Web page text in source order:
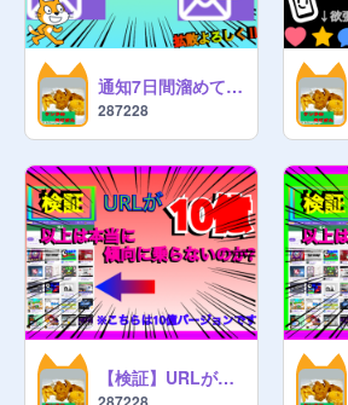
通知7日間溜めてみた⁉️ 結果発表‼︎
287228
【検証】URLが10億以上は本当に傾向に乗らないのか？ 10億バージョン